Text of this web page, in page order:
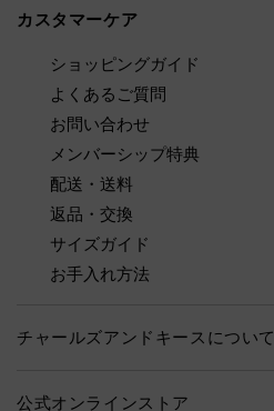
カスタマーケア
ショッピングガイド
よくあるご質問
お問い合わせ
メンバーシップ特典
配送・送料
返品・交換
サイズガイド
お手入れ方法
チャールズアンドキースについて
公式オンラインストア